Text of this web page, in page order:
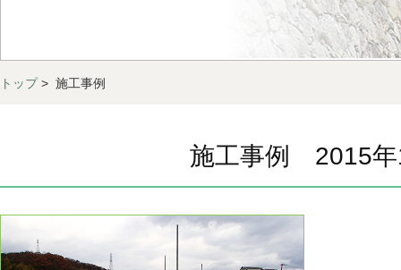
トップ> 施工事例
施工事例 2015年